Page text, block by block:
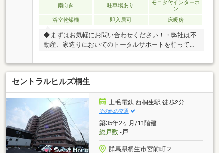
南向き 駐車場あり
モニタ付インターホ
ン
浴室乾燥機
即入居可 床暖房
◆まずはお気軽にお問い合わせください！・弊社は不
動産、家造りにおいてのトータルサポートを行ってお
ります。・住宅ローンに強く、お客様一人ひとりにあ
ったご提案をさせていただきます。・スタッフ一同、
誠心誠意ご対応させていただきます！◆経験知識が豊
富なスタッフが在籍！迅速な対応を心掛けておりま
す。・お問合せを受けてから即日ご対応をさせていた
だきます。・その他物件情報も多数ございます！お気
軽にお問い合わせください。
セントラルヒルズ桐生
上毛電鉄 西桐生駅 徒歩2分
その他の交通
築35年2ヶ月/11階建
総戸数-戸
群馬県桐生市宮前町２